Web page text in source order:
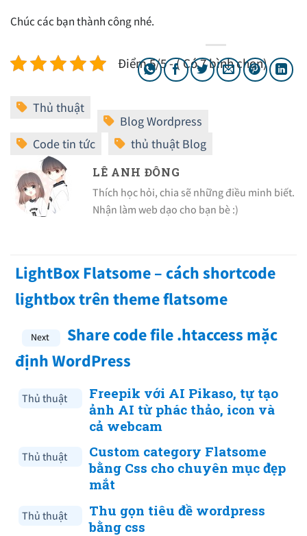
Chúc các bạn thành công nhé.
Điểm 5/5 - ( Có 7 bình chọn)
LÊ ANH ĐÔNG
Thích học hỏi, chia sẽ những điều minh biết.
Nhận làm web dạo cho bạn bè :)
LightBox Flatsome – cách shortcode
lightbox trên theme flatsome
Share code file .htaccess mặc
định WordPress
Thủ thuật
Freepik với AI Pikaso, tự tạo
ảnh AI từ phác thảo, icon và
cả webcam
Thủ thuật
Custom category Flatsome
bằng Css cho chuyên mục đẹp
mắt
Thủ thuật
Thu gọn tiêu đề wordpress
bằng css